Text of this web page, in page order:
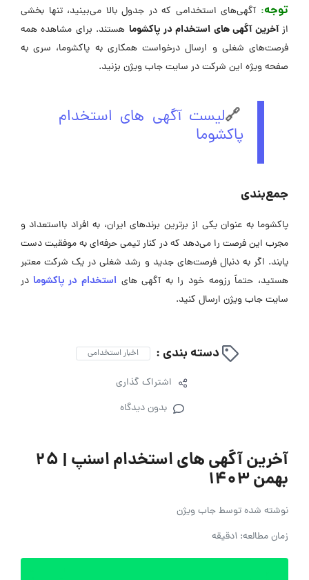
توجه: آگهی‌های استخدامی که در جدول بالا می‌بینید، تنها بخشی
ازآخرین آگهی های استخدام در پاکشوما هستند. برای مشاهده همه
فرصت‌های شغلی و ارسال درخواست همکاری به پاکشوما، سری به
صفحه ویژه این شرکت در ‌سایت جاب ویژن بزنید.
🔗لیست آگهی های استخدام
پاکشوما
جمع‌بندی
پاکشوما به عنوان یکی از برترین برندهای ایران، به افراد بااستعداد و
مجرب این فرصت را می‌دهد که در کنار تیمی حرفه‌ای به موفقیت دست
یابند. اگر به دنبال فرصت‌های جدید و رشد شغلی در یک شرکت معتبر
هستید، حتماً رزومه خود را به آگهی ‌هایاستخدام در پاکشوما در
سایت جاب ویژن ارسال کنید.
دسته بندی : اخبار استخدامی
اشتراک گذاری
بدون دیدگاه
آخرین آگهی های استخدام اسنپ | ۲۵
بهمن ۱۴۰۳
نوشته شده توسطجاب ویژن
زمان مطالعه: 1دقیقه